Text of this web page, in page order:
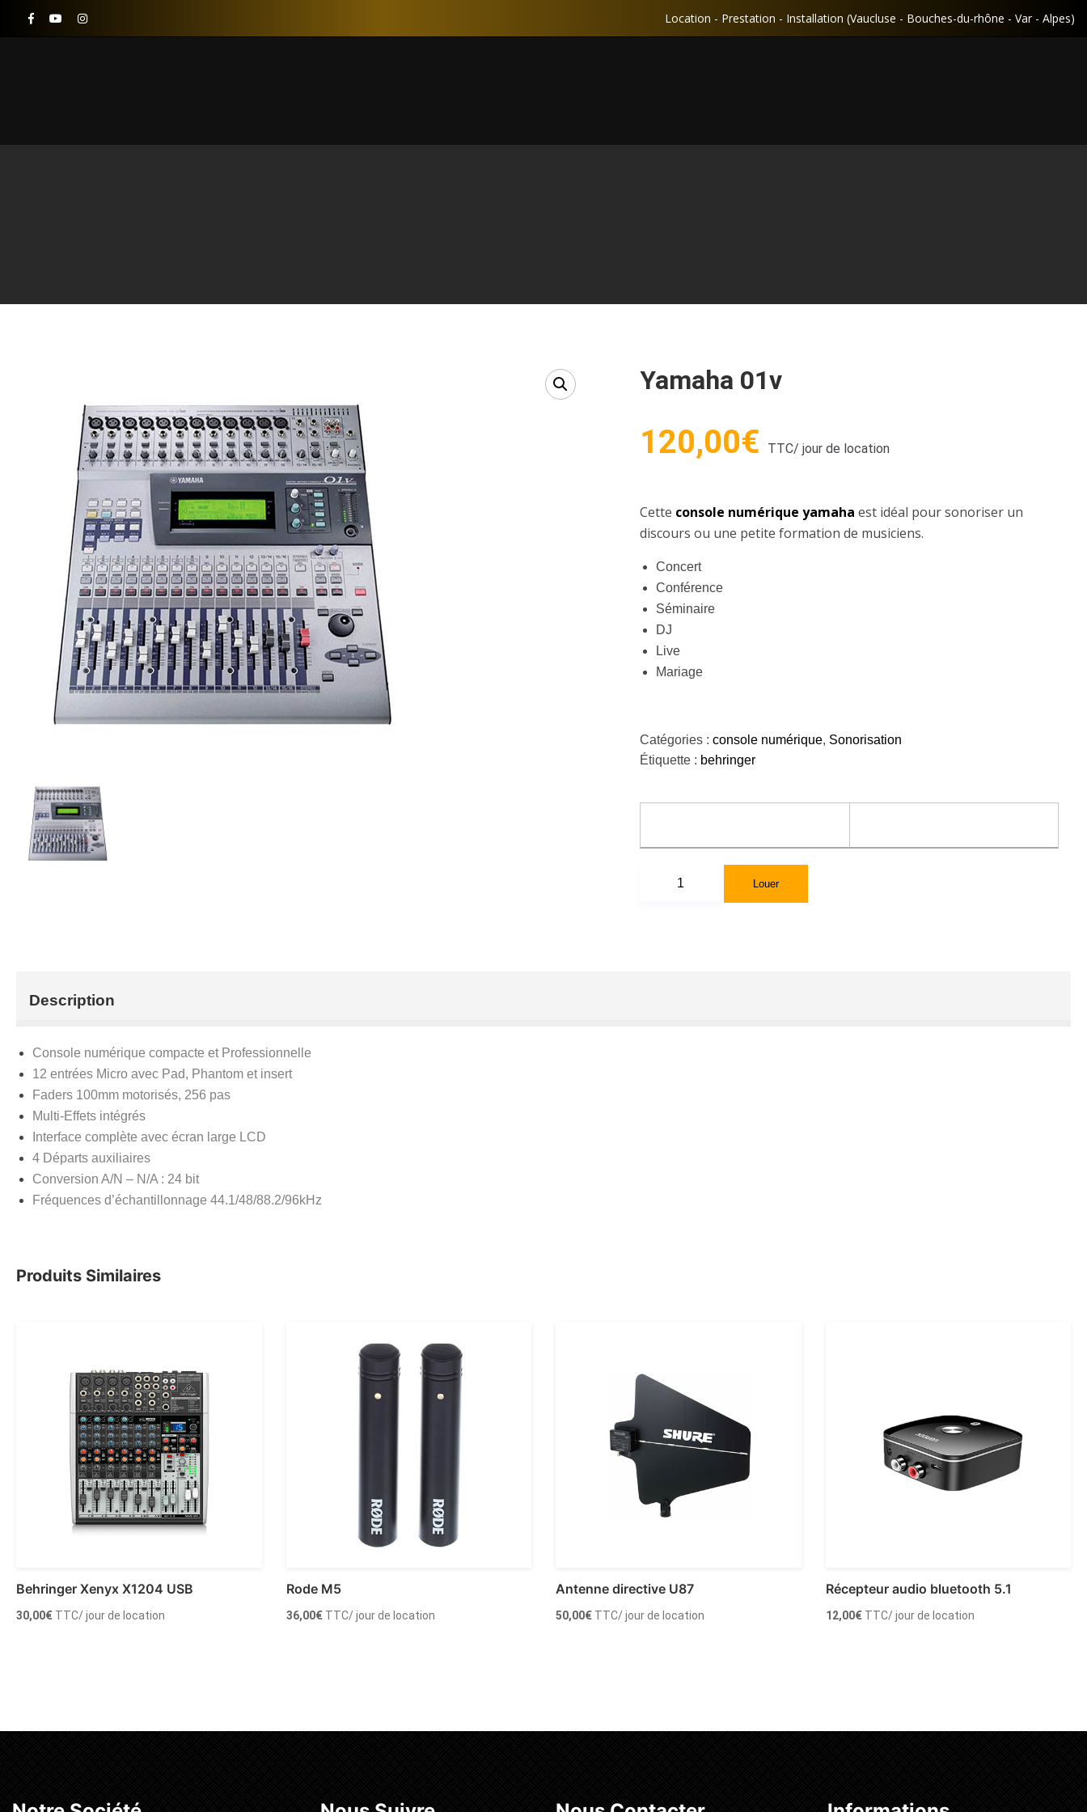
Location - Prestation - Installation (Vaucluse - Bouches-du-rhône - Var - Alpes)
Yamaha 01v
120,00€ TTC/ jour de location
Cette console numérique yamaha est idéal pour sonoriser un
discours ou une petite formation de musiciens.
Concert
Conférence
Séminaire
DJ
Live
Mariage
Catégories :console numérique, Sonorisation
Étiquette : behringer
Louer
Description
Console numérique compacte et Professionnelle
12 entrées Micro avec Pad, Phantom et insert
Faders 100mm motorisés, 256 pas
Multi-Effets intégrés
Interface complète avec écran large LCD
4 Départs auxiliaires
Conversion A/N – N/A : 24 bit
Fréquences d’échantillonnage 44.1/48/88.2/96kHz
Produits Similaires
Behringer Xenyx X1204 USB
30,00€ TTC/ jour de location
Rode M5
36,00€ TTC/ jour de location
Antenne directive U87
50,00€ TTC/ jour de location
Récepteur audio bluetooth 5.1
12,00€ TTC/ jour de location